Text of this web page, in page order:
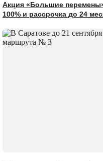
Акция «Большие
100% и рассрочка до 24